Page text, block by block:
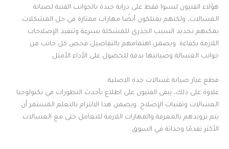
هؤلاء الفنيون ليسوا فقط على دراية جيدة بالجوانب الفنية لصيانة
الغسالات، ولكنهم يمتلكون أيضًا مهارات ممتازة في حل المشكلات.
يمكنهم تحديد السبب الجذري للمشكلة بسرعة وتنفيذ الإصلاحات
اللازمة بكفاءة. ويضمن اهتمامهم بالتفاصيل فحص كل جانب من
جوانب الغسالة وصيانتها بدقة للحصول على الأداء الأمثل.
قطع غيار صيانة غسالات جدة الاصلية
علاوة على ذلك، يبقى الفنيون على اطلاع بأحدث التطورات في تكنولوجيا
الغسالات وتقنيات الإصلاح. ويضمن هذا الالتزام بالتعلم المستمر أن
يتم تزويدهم بالمعرفة والمهارات اللازمة للتعامل حتى مع الغسالات
الأكثر تقدمًا وحداثة في السوق.